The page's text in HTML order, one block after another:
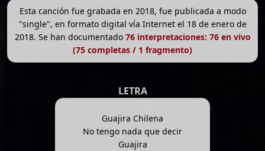
Esta canción fue grabada en 2018, fue publicada a modo
"single", en formato digital vía Internet el 18 de enero de
2018. Se han documentado 76 interpretaciones: 76 en vivo
(75 completas / 1 fragmento)
LETRA
Guajira Chilena
No tengo nada que decir
Guajira